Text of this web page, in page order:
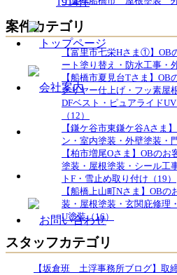
案件カテゴリ
【富里市七栄Hさま①】OB
ート塗り替え・防水工事・
【船橋市夏見台Tさま】
クリヤー仕上げ・フッ素屋
DFベスト・ピュアライド
（12）
【鎌ケ谷市東鎌ケ谷Aさま
ン・室内塗装・外壁塗装・
【柏市増尾Oさま】OBの
塗装・屋根塗装・シール工
トF・雪止め取り付け（19）
【船橋上山町Nさま】OB
装・屋根塗装・玄関庇修理
U塗装（16）
スタッフカテゴリ
【坂倉班 土浮事務所ブログ】